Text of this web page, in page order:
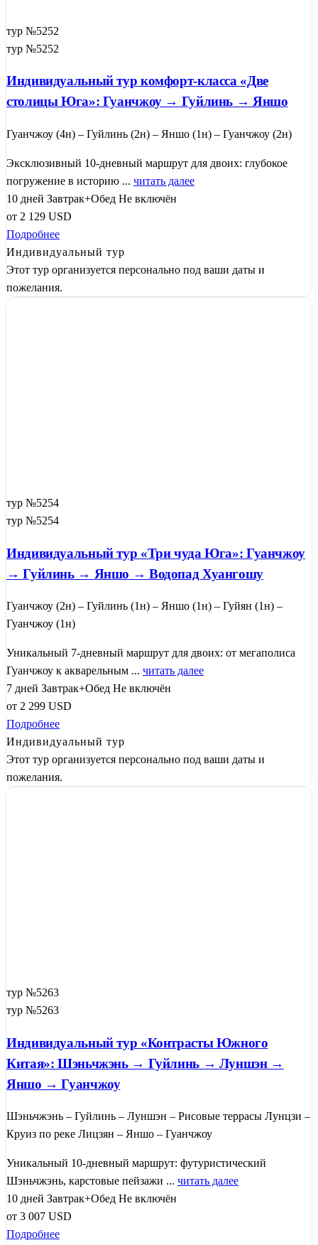
тур №5252
тур №5252
Индивидуальный тур комфорт-класса «Две
столицы Юга»: Гуанчжоу → Гуйлинь → Яншо
Гуанчжоу (4н) – Гуйлинь (2н) – Яншо (1н) – Гуанчжоу (2н)
Эксклюзивный 10-дневный маршрут для двоих: глубокое
погружение в историю ... читать далее
10 дней Завтрак+Обед Не включён
от 2 129 USD
Подробнее
Индивидуальный тур
Этот тур организуется персонально под ваши даты и
пожелания.
тур №5254
тур №5254
Индивидуальный тур «Три чуда Юга»: Гуанчжоу
→ Гуйлинь → Яншо → Водопад Хуангошу
Гуанчжоу (2н) – Гуйлинь (1н) – Яншо (1н) – Гуйян (1н) –
Гуанчжоу (1н)
Уникальный 7-дневный маршрут для двоих: от мегаполиса
Гуанчжоу к акварельным ... читать далее
7 дней Завтрак+Обед Не включён
от 2 299 USD
Подробнее
Индивидуальный тур
Этот тур организуется персонально под ваши даты и
пожелания.
тур №5263
тур №5263
Индивидуальный тур «Контрасты Южного
Китая»: Шэньчжэнь → Гуйлинь → Луншэн →
Яншо → Гуанчжоу
Шэньчжэнь – Гуйлинь – Луншэн – Рисовые террасы Лунцзи –
Круиз по реке Лицзян – Яншо – Гуанчжоу
Уникальный 10-дневный маршрут: футуристический
Шэньчжэнь, карстовые пейзажи ... читать далее
10 дней Завтрак+Обед Не включён
от 3 007 USD
Подробнее